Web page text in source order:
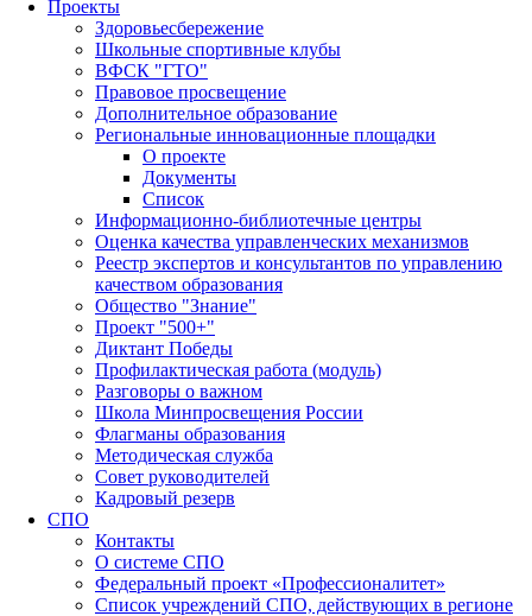
Проекты
Здоровьесбережение
Школьные спортивные клубы
ВФСК "ГТО"
Правовое просвещение
Дополнительное образование
Региональные инновационные площадки
О проекте
Документы
Список
Информационно-библиотечные центры
Оценка качества управленческих механизмов
Реестр экспертов и консультантов по управлению
качеством образования
Общество "Знание"
Проект "500+"
Диктант Победы
Профилактическая работа (модуль)
Разговоры о важном
Школа Минпросвещения России
Флагманы образования
Методическая служба
Совет руководителей
Кадровый резерв
СПО
Контакты
О системе СПО
Федеральный проект «Профессионалитет»
Список учреждений СПО, действующих в регионе